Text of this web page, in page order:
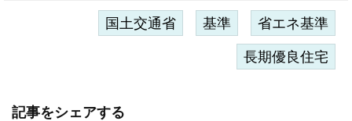
国土交通省 基準 省エネ基準
長期優良住宅
記事をシェアする